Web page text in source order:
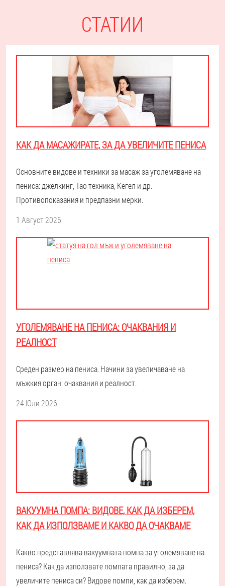
СТАТИИ
КАК ДА МАСАЖИРАТЕ, ЗА ДА УВЕЛИЧИТЕ ПЕНИСА
Основните видове и техники за масаж за уголемяване на
пениса: джелкинг, Тао техника, Кегел и др.
Противопоказания и предпазни мерки.
1 Август 2026
УГОЛЕМЯВАНЕ НА ПЕНИСА: ОЧАКВАНИЯ И
РЕАЛНОСТ
Среден размер на пениса. Начини за увеличаване на
мъжкия орган: очаквания и реалност.
24 Юли 2026
ВАКУУМНА ПОМПА: ВИДОВЕ, КАК ДА ИЗБЕРЕМ,
КАК ДА ИЗПОЛЗВАМЕ И КАКВО ДА ОЧАКВАМЕ
Какво представлява вакуумната помпа за уголемяване на
пениса? Как да използвате помпата правилно, за да
увеличите пениса си? Видове помпи, как да изберем.